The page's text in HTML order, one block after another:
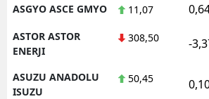
ASGYO ASCE GMYO 11,07
ASTOR ASTOR
ENERJI
308,50 -
ASUZU ANADOLU
ISUZU
50,45